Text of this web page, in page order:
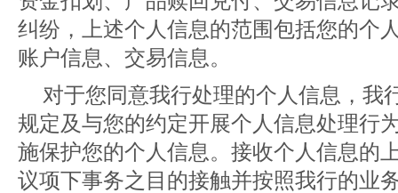
纠纷，上述个人信息的范围包括您的个
账户信息、交易信息。
对于您同意我行处理的个人信息，我
规定及与您的约定开展个人信息处理行
施保护您的个人信息。接收个人信息的
议项下事务之目的接触并按照我行的业